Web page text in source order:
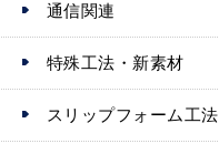
通信関連
特殊工法・新素材
スリップフォーム工法